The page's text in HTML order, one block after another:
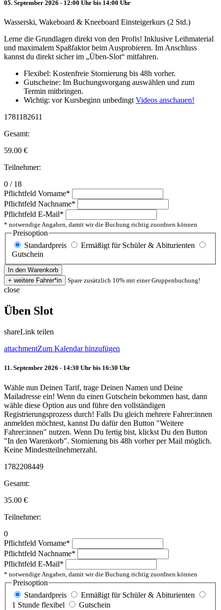
05. September 2026 - 12:00 Uhr bis 14:00 Uhr
Wasserski, Wakeboard & Kneeboard Einsteigerkurs (2 Std.)
Lerne die Grundlagen direkt von den Profis! Inklusive Leihmaterial
und maximalem Spaßfaktor beim Ausprobieren. Im Anschluss
kannst du direkt sicher im „Üben-Slot“ mitfahren.
Flexibel: Kostenfreie Stornierung bis 48h vorher.
Gutscheine: Im Buchungsvorgang auswählen und zum
Termin mitbringen.
Wichtig: vor Kursbeginn unbedingt Videos anschauen!
1781182611
Gesamt:
59.00 €
Teilnehmer:
0 / 18
Pflichtfeld Vorname*
Pflichtfeld Nachname*
Pflichtfeld E-Mail*
* notwendige Angaben, damit wir die Buchung richtig zuordnen können
Preisoption
Standardpreis
Ermäßigt für Schüler & Abiturienten
Gutschein
Spare zusätzlich 10% mit einer Gruppenbuchung!
close
Üben Slot
shareLink teilen
attachmentZum Kalendar hinzufügen
11. September 2026 - 14:30 Uhr bis 16:30 Uhr
Wähle nun Deinen Tarif, trage Deinen Namen und Deine
Mailadresse ein! Wenn du einen Gutschein bekommen hast, dann
wähle diese Option aus und führe den vollständigen
Registrierungsprozess durch! Falls Du gleich mehrere Fahrer:innen
anmelden möchtest, kannst Du dafür den Button "Weitere
Fahrer:innen" nutzen. Wenn Du fertig bist, klickst Du den Button
"In den Warenkorb". Stornierung bis 48h vorher per Mail möglich.
Keine Mindestteilnehmerzahl.
1782208449
Gesamt:
35.00 €
Teilnehmer:
0
Pflichtfeld Vorname*
Pflichtfeld Nachname*
Pflichtfeld E-Mail*
* notwendige Angaben, damit wir die Buchung richtig zuordnen können
Preisoption
Standardpreis
Ermäßigt für Schüler & Abiturienten
1 Stunde flexibel
Gutschein